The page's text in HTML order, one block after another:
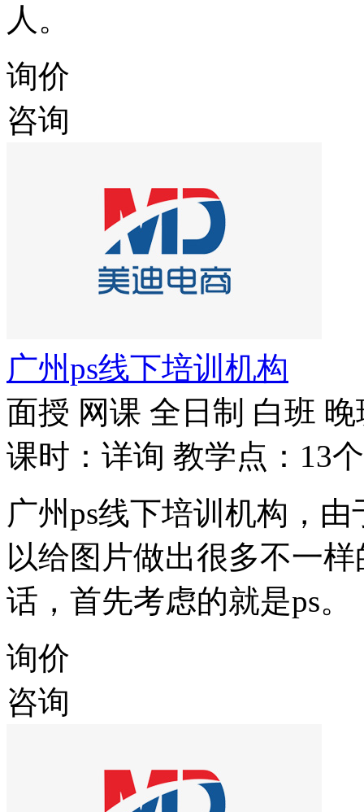
人。
询价
咨询
广州ps线下培训机构
面授 网课 全日制 白班 晚
课时：详询 教学点：13个
广州ps线下培训机构，
以给图片做出很多不一
话，首先考虑的就是ps。
询价
咨询